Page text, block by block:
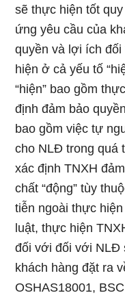
sẽ thực hiện tốt
ứng yêu cầu của
quyền và lợi ích
hiện ở cả yếu tố
“hiện” bao gồm
định đảm bảo
bao gồm việc tự
cho NLĐ trong quá
xác định TNXH
chất “động” tùy
tiễn ngoài thực
luật, thực hiện
đối với đối với NLĐ
khách hàng đặt ra
OSHAS18001,